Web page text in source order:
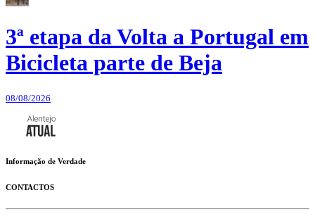
3ª etapa da Volta a Portugal em
Bicicleta parte de Beja
08/08/2026
Informação de Verdade
CONTACTOS